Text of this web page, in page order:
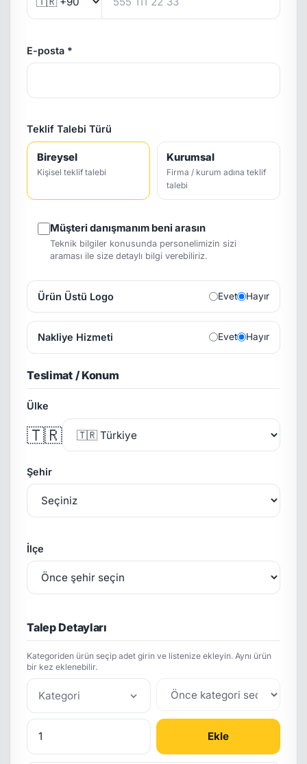
E-posta *
Teklif Talebi Türü
Bireysel
Kişisel teklif talebi
Kurumsal
Firma / kurum adına teklif
talebi
Müşteri danışmanım beni arasın
Teknik bilgiler konusunda personelimizin sizi
araması ile size detaylı bilgi verebiliriz.
Ürün Üstü Logo Evet Hayır
Nakliye Hizmeti Evet Hayır
Teslimat / Konum
Ülke
🇹🇷
Şehir
İlçe
Talep Detayları
Kategoriden ürün seçip adet girin ve listenize ekleyin. Aynı ürün
bir kez eklenebilir.
Kategori
Ekle